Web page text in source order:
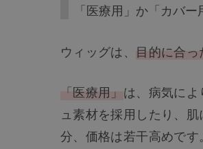
「医療用」か「カバー
ウィッグは、 目的に合っ
「医療用」 は、病気に
ュ素材を採用したり、
分、価格は若干高めです。